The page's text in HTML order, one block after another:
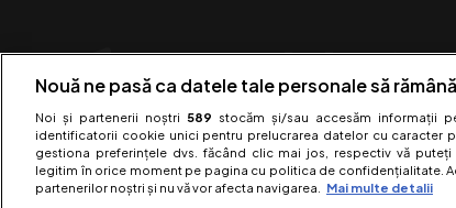
Nouă ne pasă ca datele tale personale să
Noi și partenerii noștri 589 stocăm și/sau accesăm informații
identificatorii cookie unici pentru prelucrarea datelor cu caracter
gestiona preferințele dvs. făcând clic mai jos, respectiv vă
legitim în orice moment pe pagina cu politica de confidențialitate.
partenerilor noștri și nu vă vor afecta navigarea.
Mai multe detalii